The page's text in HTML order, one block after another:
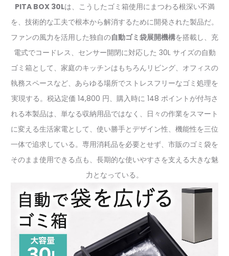
PITA BOX 30Lは、こうしたゴミ箱使用にまつわる根深い不満
を、技術的な工夫で根本から解消するために開発された製品だ。
ファンの風力を活用した独自の自動ゴミ袋展開機構を搭載し、充
電式でコードレス、センサー開閉に対応した 30L サイズの自動
ゴミ箱として、家庭のキッチンはもちろんリビング、オフィスの
執務スペースなど、あらゆる場所でストレスフリーなゴミ処理を
実現する。税込定価 14,800 円、購入時に 148 ポイントが付与さ
れる本製品は、単なる収納用品ではなく、日々の作業をスマート
に変える生活家電として、使い勝手とデザイン性、機能性を三位
一体で追求している。専用消耗品を必要とせず、市販のゴミ袋を
そのまま使用できる点も、長期的な使いやすさを支える大きな魅
力となっている。